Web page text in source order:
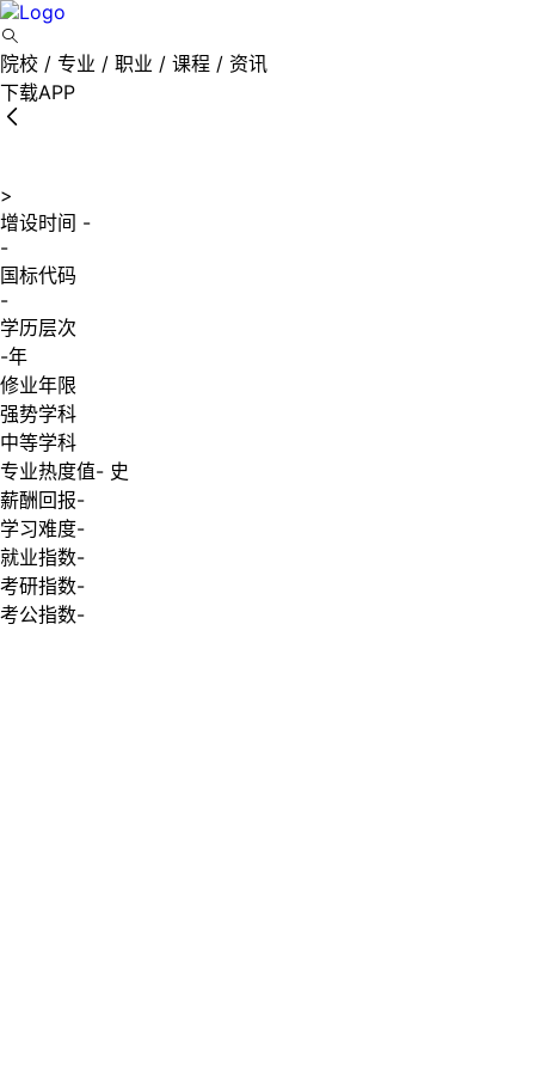
院校 / 专业 / 职业 / 课程 / 资讯
下载APP
>
增设时间 -
-
国标代码
-
学历层次
-年
修业年限
强势学科
中等学科
专业热度值- 史
薪酬回报-
学习难度-
就业指数-
考研指数-
考公指数-